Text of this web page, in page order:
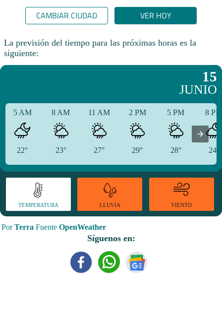
CAMBIAR CIUDAD VER HOY
La previsión del tiempo para las próximas horas es la
siguiente:
15
JUNIO
5 AM
22°
8 AM
23°
11 AM
27°
2 PM
29°
5 PM
28°
8
24°
TEMPERATURA LLUVIA VIENTO
PorTerra Fuente OpenWeather
Síguenos en: